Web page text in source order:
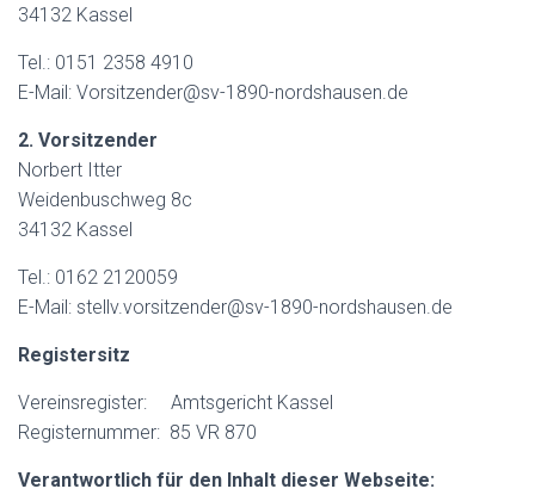
34132 Kassel
Tel.: 0151 2358 4910
E-Mail: Vorsitzender@sv-1890-nordshausen.de
2. Vorsitzender
Norbert Itter
Weidenbuschweg 8c
34132 Kassel
Tel.: 0162 2120059
E-Mail: stellv.vorsitzender@sv-1890-nordshausen.de
Registersitz
Vereinsregister: Amtsgericht Kassel
Registernummer: 85 VR 870
Verantwortlich für den Inhalt dieser Webseite: